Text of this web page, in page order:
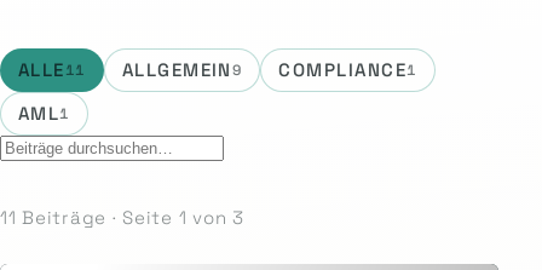
ALLE11 ALLGEMEIN9 COMPLIANCE1
AML1
11 Beiträge · Seite 1 von 3